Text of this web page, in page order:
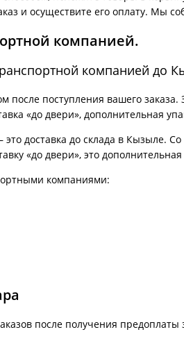
и осуществите его оплату. Мы
компанией.
компанией до
после поступления вашего
«до двери», дополнительная
доставка до склада в Кызыле.
«до двери», это дополнительная
компаниями:
после получения предоплаты